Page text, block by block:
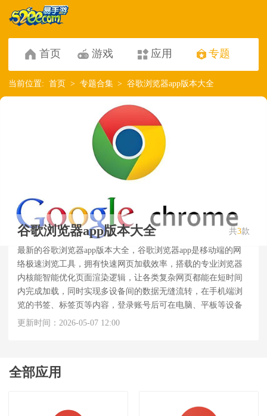
首页 游戏 应用 专题
当前位置: 首页 专题合集 谷歌浏览器app版本大全
谷歌浏览器app版本大全 共3款
最新的谷歌浏览器app版本大全，谷歌浏览器app是移动端的网
络极速浏览工具，拥有快速网页加载效率，搭载的专业浏览器
内核能智能优化页面渲染逻辑，让各类复杂网页都能在短时间
内完成加载，同时实现多设备间的数据无缝流转，在手机端浏
览的书签、标签页等内容，登录账号后可在电脑、平板等设备
上直接接续查看。界面极简，仅保留核心的搜索与浏览区域，
更新时间：2026-05-07 12:00
全部应用